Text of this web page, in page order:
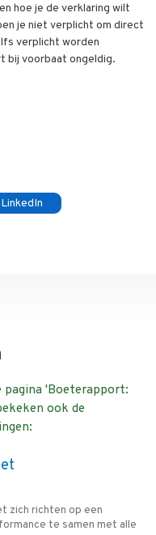
hoe je de verklaring wilt
je niet verplicht om direct
verplicht worden
bij voorbaat ongeldig.
LinkedIn
pagina 'Boeterapport:
ook de
zich richten op een
te samen met alle